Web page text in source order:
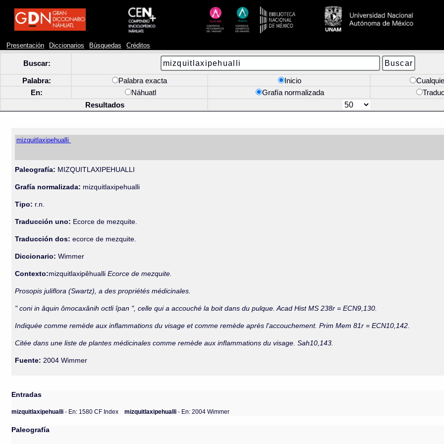
Presentación Diccionarios Búsquedas Créditos
Buscar:
Palabra: Palabra exacta Inicio
En:
Náhuatl Grafía normalizada
Resultados
mizquitlaxipehualli
Paleografía: MIZQUITLAXIPEHUALLI
Grafía normalizada: mizquitlaxipehualli
Tipo: r.n.
Traducción uno: Ecorce de mezquite.
Traducción dos: ecorce de mezquite.
Diccionario:Wimmer
Contexto:mizquitlaxipêhualliEcorce de mezquite.
Prosopis juliflora (Swartz), a des propriétés médicinales.
" coni in âquin ômocaxânih octli îpan ", celle qui a accouché la boit dans du pulque. Acad Hist MS 238r = ECN9,130.
Indiquée comme remède aux inflammations du visage et comme remède après l'accouchement. Prim Mem 81r = ECN10,142.
Citée dans une liste de plantes médicinales comme remède aux inflammations du visage. Sah10,143.
Fuente: 2004 Wimmer
Entradas
mizquitlaxipehualli- En: 1580 CF Index mizquitlaxipehualli- En: 2004 Wimmer
Paleografía